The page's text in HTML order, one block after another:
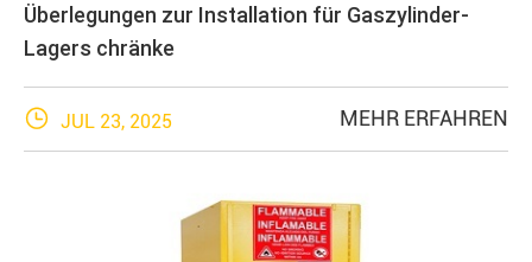
Überlegungen zur Installation für Gaszylinder-
Lagers chränke
 JUL 23, 2025 MEHR ERFAHREN